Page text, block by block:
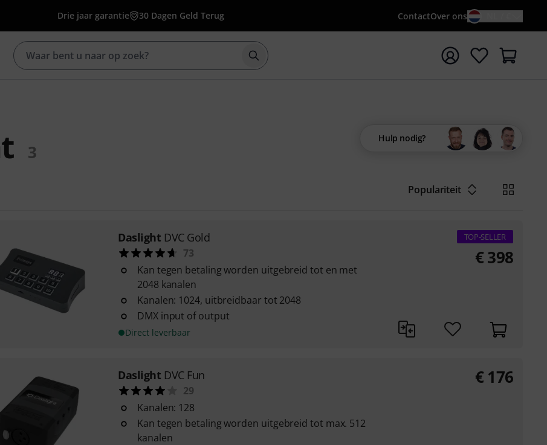
Drie jaar garantie 30 Dagen Geld Terug ContactOver ons
Zoek met zoekterm {searchTerm}
3
Hulp nodig?
Populariteit
Daslight DVC Gold
73
Kan tegen betaling worden uitgebreid tot en met
2048 kanalen
Kanalen: 1024, uitbreidbaar tot 2048
DMX input of output
Direct leverbaar
TOP-SELLER
€398
Daslight DVC Fun
29
Kanalen: 128
Kan tegen betaling worden uitgebreid tot max. 512
kanalen
€ 176